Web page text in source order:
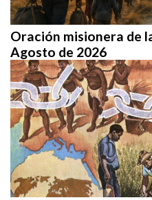
Oración misionera de
Agosto de 2026